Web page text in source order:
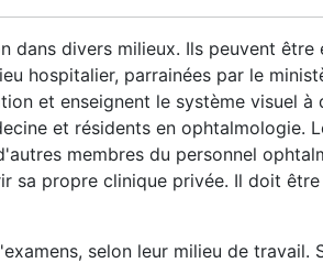
divers milieux. Ils peuvent
hospitalier, parrainées par le
et enseignent le système visuel
et résidents en ophtalmologie.
membres du personnel
sa propre clinique privée. Il doit
selon leur milieu de travail.